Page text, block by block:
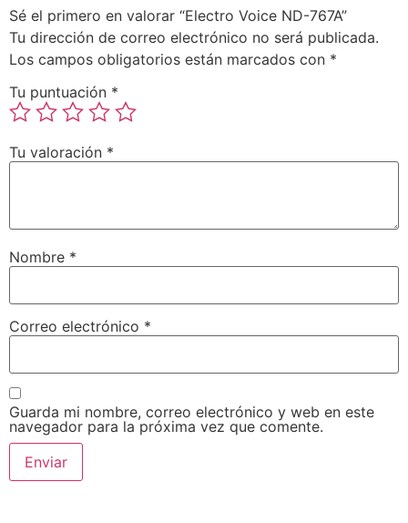
Sé el primero en valorar “Electro Voice ND-767A”
Tu dirección de correo electrónico no será publicada.
Los campos obligatorios están marcados con *
Tu puntuación *
Tu valoración *
Nombre *
Correo electrónico *
Guarda mi nombre, correo electrónico y web en este
navegador para la próxima vez que comente.